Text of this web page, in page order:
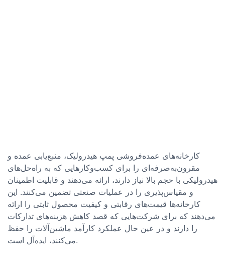
کارخانه‌های عمده‌فروشی پمپ هیدرولیک، منبع‌یابی عمده و
مقرون‌به‌صرفه‌ای را برای کسب‌وکارهایی که به راه‌حل‌های
هیدرولیکی با حجم بالا نیاز دارند، ارائه می‌دهند و قابلیت اطمینان
و مقیاس‌پذیری را در عملیات صنعتی تضمین می‌کنند. این
کارخانه‌ها قیمت‌های رقابتی و کیفیت محصول ثابتی را ارائه
می‌دهند که برای شرکت‌هایی که قصد کاهش هزینه‌های تدارکات
را دارند و در عین حال عملکرد کارآمد ماشین‌آلات را حفظ
می‌کنند، ایده‌آل است.